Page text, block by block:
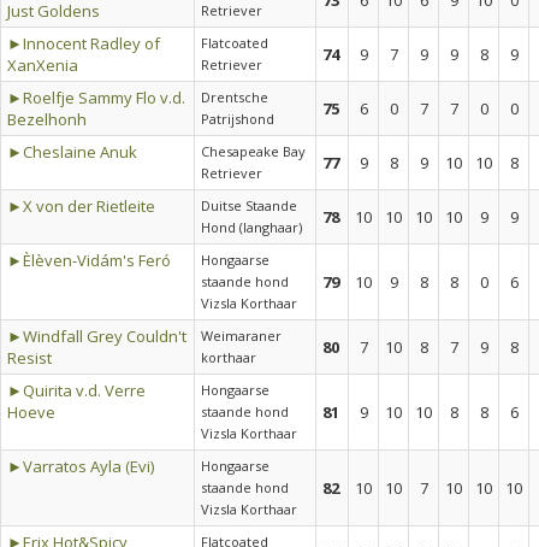
Just Goldens Retriever
►Innocent Radley of
XanXenia
Flatcoated
Retriever
74 9 7 9 9 8
9
►Roelfje Sammy Flo v.d.
Bezelhonh
Drentsche
Patrijshond
75 6 0 7 7 0
0
►Cheslaine Anuk
Chesapeake Bay
Retriever
77 9 8 9 10 10
8
►X von der Rietleite
Duitse Staande
Hond (langhaar)
78 10 10 10 10 9
9
►Èlèven-Vidám's Feró
Hongaarse
staande hond
Vizsla Korthaar
79 10 9 8 8 0 6
►Windfall Grey Couldn't
Resist
Weimaraner
korthaar
80 7 10 8 7 9
8
►Quirita v.d. Verre
Hoeve
Hongaarse
staande hond
Vizsla Korthaar
81 9 10 10 8 8 6
►Varratos Ayla (Evi)
Hongaarse
staande hond
Vizsla Korthaar
82 10 10 7 10 10 10
►Erix Hot&Spicy
Flatcoated